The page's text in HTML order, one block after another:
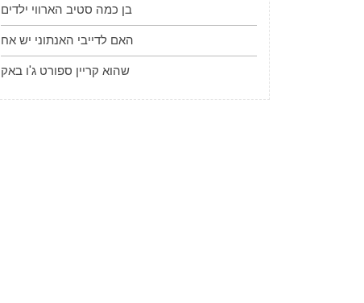
בן כמה סטיב הארווי ילדים
האם לדייבי האנתוני יש אח
שהוא קריין ספורט ג'ו באק